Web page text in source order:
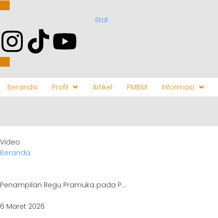
Staf
Beranda Profil Artikel PMBM Informasi
Video
Beranda
Penampilan Regu Pramuka pada P...
6 Maret 2026